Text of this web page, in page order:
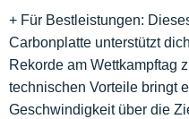
+ Für Bestleistungen:
Carbonplatte unterstützt
Rekorde am Wettkampftag
technischen Vorteile bringt
Geschwindigkeit über die